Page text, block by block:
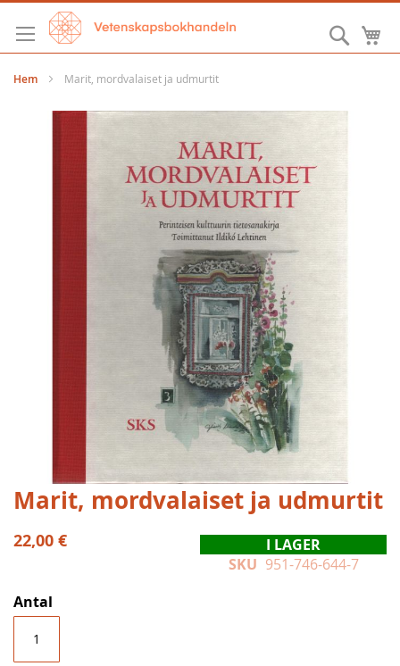
Hoppa
till
innehållet
Sök
Hem Marit, mordvalaiset ja udmurtit
Hoppa
till
början
av
Marit, mordvalaiset ja udmurtit
22,00 €
I LAGER
SKU 951-746-644-7
Antal